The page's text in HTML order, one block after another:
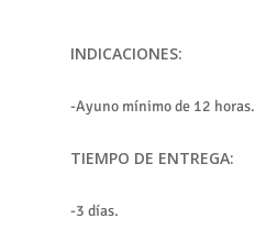
INDICACIONES:
-Ayuno mínimo de 12 horas.
TIEMPO DE ENTREGA:
-3 días.